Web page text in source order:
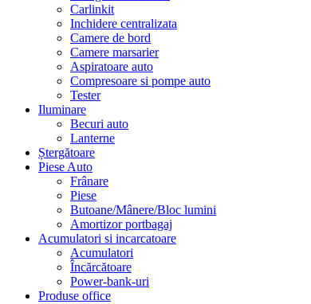
Carlinkit
Inchidere centralizata
Camere de bord
Camere marsarier
Aspiratoare auto
Compresoare si pompe auto
Tester
Iluminare
Becuri auto
Lanterne
Ștergătoare
Piese Auto
Frânare
Piese
Butoane/Mânere/Bloc lumini
Amortizor portbagaj
Acumulatori si incarcatoare
Acumulatori
Încărcătoare
Power-bank-uri
Produse office